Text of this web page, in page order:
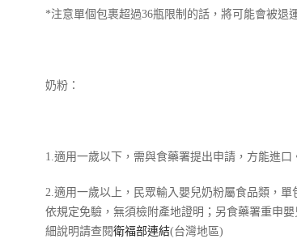
*注意單個包裹超過36瓶限制的話，將可能會被退
奶粉：
1.適用一歲以下，需與食藥署提出申請，方能進口
2.適用一歲以上，民眾輸入嬰兒奶粉屬食品類，
依規定免驗，無須檢附產地證明；另食藥署重申
細說明請查閱衛福部連結(台灣地區)